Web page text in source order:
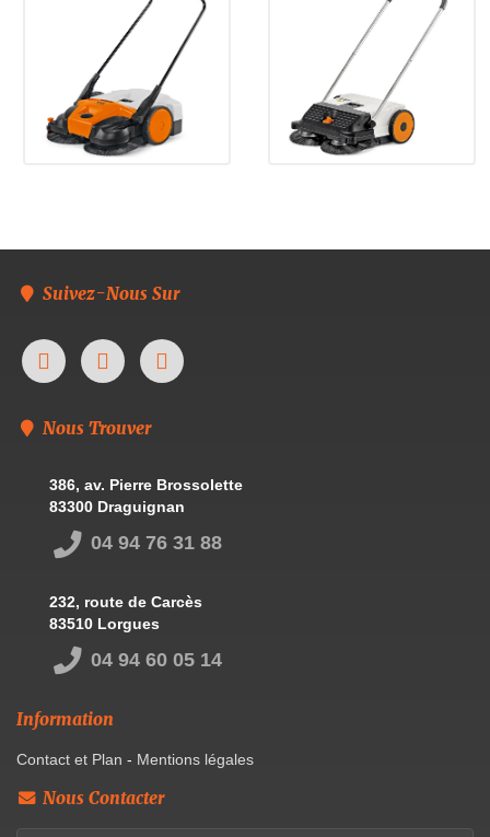
Suivez-Nous Sur
Nous Trouver
386, av. Pierre Brossolette
83300 Draguignan
04 94 76 31 88
232, route de Carcès
83510 Lorgues
04 94 60 05 14
Information
Contact et Plan - Mentions légales
Nous Contacter